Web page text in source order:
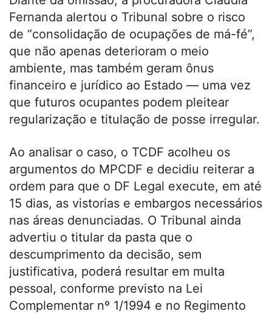
Fernanda alertou o Tribunal sobre o risco
de “consolidação de ocupações de má-fé”,
que não apenas deterioram o meio
ambiente, mas também geram ônus
financeiro e jurídico ao Estado — uma vez
que futuros ocupantes podem pleitear
regularização e titulação de posse irregular.
Ao analisar o caso, o TCDF acolheu os
argumentos do MPCDF e decidiu reiterar a
ordem para que o DF Legal execute, em até
15 dias, as vistorias e embargos necessários
nas áreas denunciadas. O Tribunal ainda
advertiu o titular da pasta que o
descumprimento da decisão, sem
justificativa, poderá resultar em multa
pessoal, conforme previsto na Lei
Complementar nº 1/1994 e no Regimento